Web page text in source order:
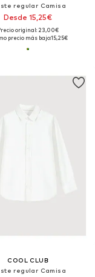
regular Camisa
Desde 15,25€
original: 23,00€
precio más bajo:15,25€
COOL CLUB
regular Camisa